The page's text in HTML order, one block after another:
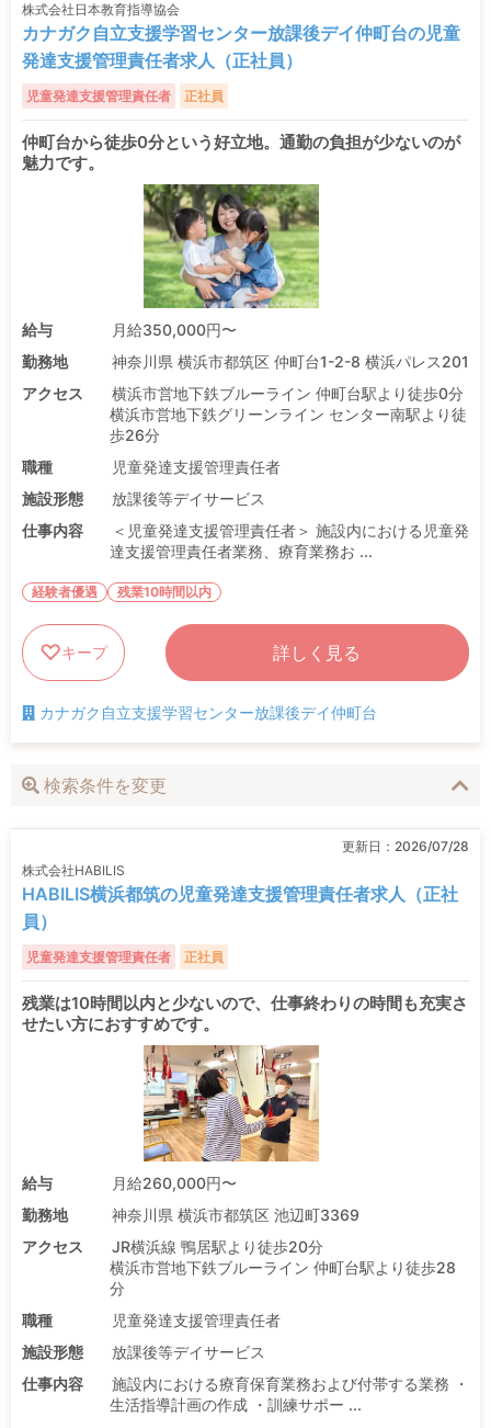
株式会社日本教育指導協会
カナガク自立支援学習センター放課後デイ仲町台の児童
発達支援管理責任者求人（正社員）
児童発達支援管理責任者 正社員
仲町台から徒歩0分という好立地。通勤の負担が少ないのが
魅力です。
給与
月給350,000円〜
勤務地
神奈川県 横浜市都筑区 仲町台1-2-8 横浜パレス201
アクセス
横浜市営地下鉄ブルーライン 仲町台駅より徒歩0分
横浜市営地下鉄グリーンライン センター南駅より徒
歩26分
職種
児童発達支援管理責任者
施設形態
放課後等デイサービス
仕事内容
＜児童発達支援管理責任者＞ 施設内における児童発
達支援管理責任者業務、療育業務お ...
経験者優遇 残業10時間以内
キープ 詳しく見る
カナガク自立支援学習センター放課後デイ仲町台
検索条件を変更
更新日： 2026/07/28
株式会社HABILIS
HABILIS横浜都筑の児童発達支援管理責任者求人（正社
員）
児童発達支援管理責任者 正社員
残業は10時間以内と少ないので、仕事終わりの時間も充実さ
せたい方におすすめです。
給与
月給260,000円〜
勤務地
神奈川県 横浜市都筑区 池辺町3369
アクセス
JR横浜線 鴨居駅より徒歩20分
横浜市営地下鉄ブルーライン 仲町台駅より徒歩28
分
職種
児童発達支援管理責任者
施設形態
放課後等デイサービス
仕事内容
施設内における療育保育業務および付帯する業務 ・
生活指導計画の作成 ・訓練サポー ...